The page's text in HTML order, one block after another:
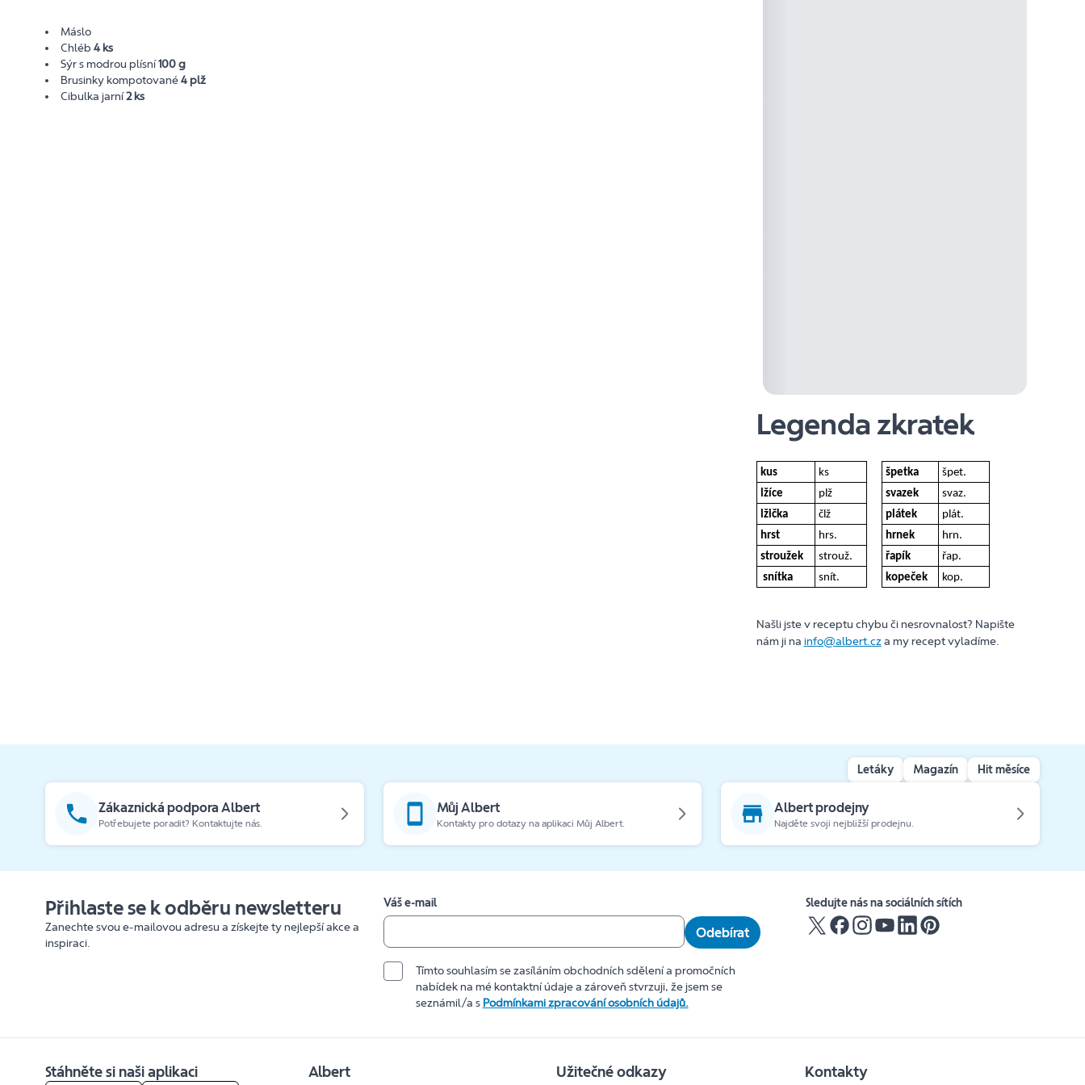
Máslo
Chléb4 ks
Sýr s modrou plísní100 g
Brusinky kompotované4 plž
Cibulka jarní2 ks
Legenda zkratek
kus ks špetka
špet.
lžíce
plž svazek
svaz.
lžička
člž plátek
plát.
hrst
hrs. hrnek
hrn.
stroužek
strouž. řapík
řap.
snítka
snít. kopeček kop.
Našli jste v receptu chybu či nesrovnalost? Napište
nám ji na info@albert.cza my recept vyladíme.
Letáky Magazín Hit měsíce
Zákaznická podpora Albert
Potřebujete poradit? Kontaktujte nás.
Můj Albert
Kontakty pro dotazy na aplikaci Můj Albert.
Albert prodejny
Najděte svoji nejbližší prodejnu.
Přihlaste se k odběru newsletteru
Zanechte svou e-mailovou adresu a získejte ty nejlepší akce a
inspiraci.
Váš e-mail
Odebírat
Tímto souhlasím se zasíláním obchodních sdělení a promočních
nabídek na mé kontaktní údaje a zároveň stvrzuji, že jsem se
seznámil/a s Podmínkami zpracování osobních údajů.
Sledujte nás na sociálních sítích
Stáhněte si naši aplikaci Albert Užitečné odkazy Kontakty